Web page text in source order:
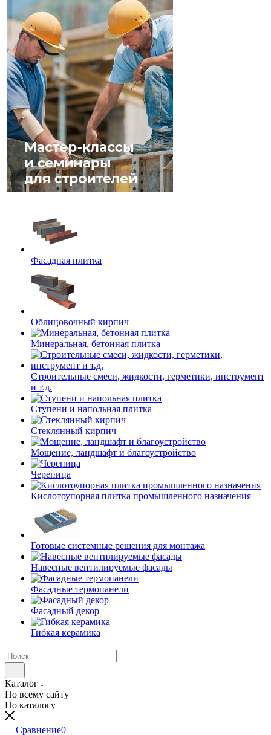
Фасадная плитка
Облицовочный кирпич
Минеральная, бетонная плитка
Строительные смеси, жидкости, герметики, инструмент
и т.д.
Ступени и напольная плитка
Cтеклянный кирпич
Мощение, ландшафт и благоустройство
Черепица
Кислотоупорная плитка промышленного назначения
Готовые системные решения для монтажа
Навесные вентилируемые фасады
Фасадные термопанели
Фасадный декор
Гибкая керамика
Каталог
По всему сайту
По каталогу
Сравнение0